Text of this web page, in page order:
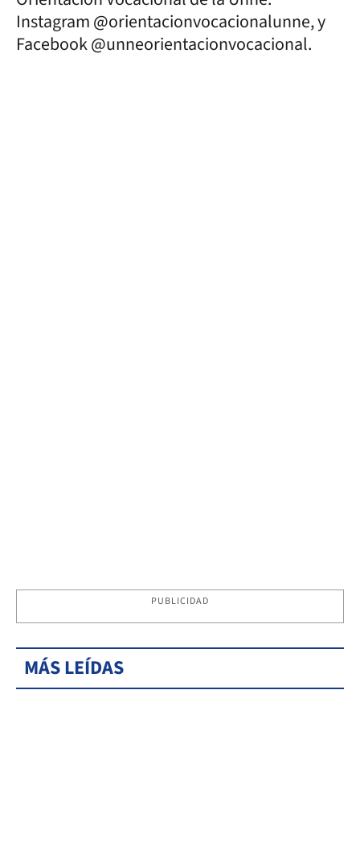
Instagram @orientacionvocacionalunne, y
Facebook @unneorientacionvocacional.
PUBLICIDAD
MÁS LEÍDAS